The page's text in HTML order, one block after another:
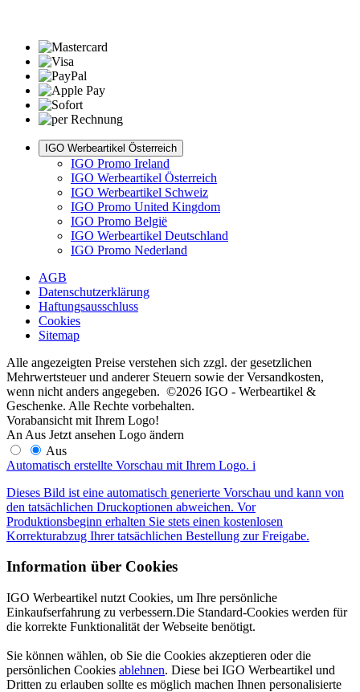
IGO Werbeartikel Österreich
IGO Promo Ireland
IGO Werbeartikel Österreich
IGO Werbeartikel Schweiz
IGO Promo United Kingdom
IGO Promo België
IGO Werbeartikel Deutschland
IGO Promo Nederland
AGB
Datenschutzerklärung
Haftungsausschluss
Cookies
Sitemap
Alle angezeigten Preise verstehen sich zzgl. der gesetzlichen
Mehrwertsteuer und anderer Steuern sowie der Versandkosten,
wenn nicht anders angegeben. ©2026 IGO - Werbeartikel &
Geschenke. Alle Rechte vorbehalten.
Vorabansicht mit Ihrem Logo!
An Aus Jetzt ansehen Logo ändern
Aus
Automatisch erstellte Vorschau mit Ihrem Logo. i
Dieses Bild ist eine automatisch generierte Vorschau und kann von
den tatsächlichen Druckoptionen abweichen. Vor
Produktionsbeginn erhalten Sie stets einen kostenlosen
Korrekturabzug Ihrer tatsächlichen Bestellung zur Freigabe.
Information über Cookies
IGO Werbeartikel nutzt Cookies, um Ihre persönliche
Einkaufserfahrung zu verbessern.Die Standard-Cookies werden für
die korrekte Funktionalität der Webseite benötigt.
Sie können wählen, ob Sie die Cookies akzeptieren oder die
persönlichen Cookies ablehnen. Diese bei IGO Werbeartikel und
Dritten zu erlauben sollte es möglich machen Ihnen personalisierte